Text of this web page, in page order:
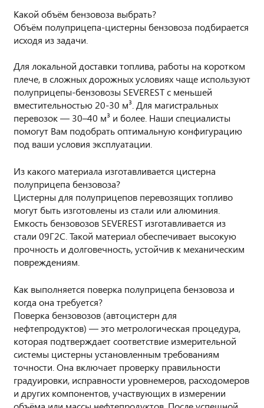
Какой объём бензовоза выбрать?
Объём полуприцепа-цистерны бензовоза подбирается
исходя из задачи.
Для локальной доставки топлива, работы на коротком
плече, в сложных дорожных условиях чаще используют
полуприцепы-бензовозы SEVEREST с меньшей
вместительностью 20-30 м³. Для магистральных
перевозок — 30–40 м³ и более. Наши специалисты
помогут Вам подобрать оптимальную конфигурацию
под ваши условия эксплуатации.
Из какого материала изготавливается цистерна
полуприцепа бензовоза?
Цистерны для полуприцепов перевозящих топливо
могут быть изготовлены из стали или алюминия.
Емкость бензовозов SEVEREST изготавливается из
стали 09Г2С. Такой материал обеспечивает высокую
прочность и долговечность, устойчив к механическим
повреждениям.
Как выполняется поверка полуприцепа бензовоза и
когда она требуется?
Поверка бензовозов (автоцистерн для
нефтепродуктов) — это метрологическая процедура,
которая подтверждает соответствие измерительной
системы цистерны установленным требованиям
точности. Она включает проверку правильности
градуировки, исправности уровнемеров, расходомеров
и других компонентов, участвующих в измерении